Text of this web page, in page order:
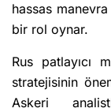
hassas
bir rol oynar.
Rus patlayıcı
stratejisinin
Askeri